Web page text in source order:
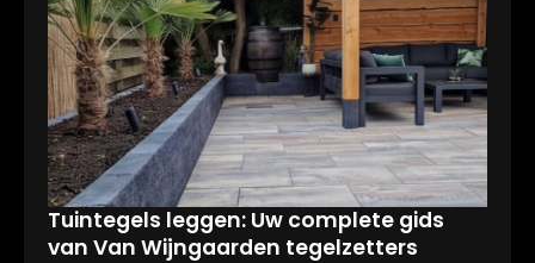
Tuintegels leggen: Uw complete gids
van Van Wijngaarden tegelzetters